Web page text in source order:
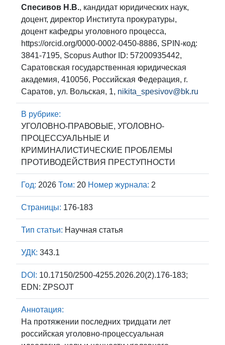
Спесивов Н.В., кандидат юридических наук,
доцент, директор Института прокуратуры,
доцент кафедры уголовного процесса,
https://orcid.org/0000-0002-0450-8886, SPIN-код:
3841-7195, Scopus Author ID: 57200935442,
Саратовская государственная юридическая
академия, 410056, Российская Федерация, г.
Саратов, ул. Вольская, 1, nikita_spesivov@bk.ru
В рубрике:
УГОЛОВНО-ПРАВОВЫЕ, УГОЛОВНО-
ПРОЦЕССУАЛЬНЫЕ И
КРИМИНАЛИСТИЧЕСКИЕ ПРОБЛЕМЫ
ПРОТИВОДЕЙСТВИЯ ПРЕСТУПНОСТИ
Год: 2026 Том: 20 Номер журнала: 2
Страницы: 176-183
Тип статьи: Научная статья
УДК: 343.1
DOI: 10.17150/2500-4255.2026.20(2).176-183;
EDN: ZPSOJT
Аннотация:
На протяжении последних тридцати лет
российская уголовно-процессуальная